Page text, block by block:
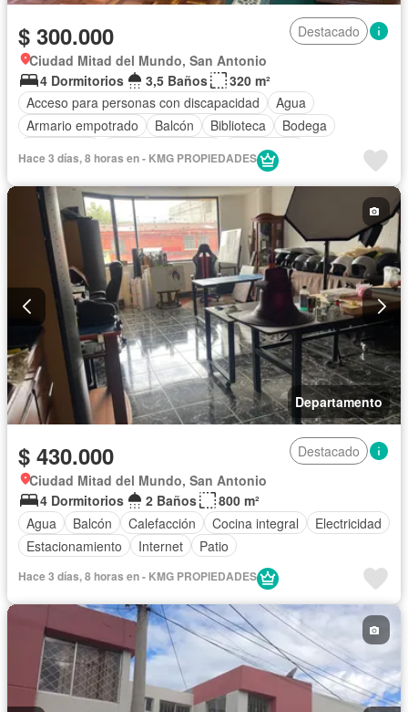
$ 300.000
Destacado
Ciudad Mitad del Mundo, San Antonio
4 Dormitorios
3,5 Baños
320 m²
Acceso para personas con discapacidad
Agua
Armario empotrado
Balcón Biblioteca
Bodega
Electricidad
Terraza
Vista panorámica
Sin amoblar
Hace 3 días, 8 horas en - KMG PROPIEDADES
Departamento
$ 430.000
Destacado
Ciudad Mitad del Mundo, San Antonio
4 Dormitorios
2 Baños
800 m²
Agua
Balcón Calefacción Cocina integral
Electricidad
Estacionamiento
Internet Patio
Hace 3 días, 8 horas en - KMG PROPIEDADES